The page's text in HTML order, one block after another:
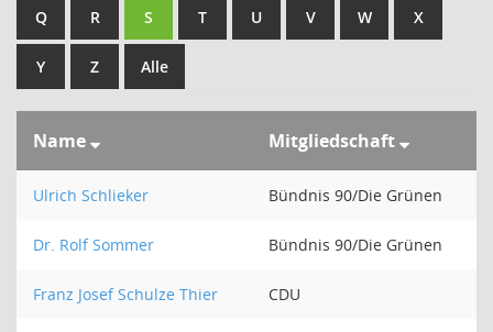
Q R S T U V W X
Y Z Alle
Name Mitgliedschaft
Ulrich Schlieker Bündnis 90/Die Grünen
Dr. Rolf Sommer Bündnis 90/Die Grünen
Franz Josef Schulze Thier CDU